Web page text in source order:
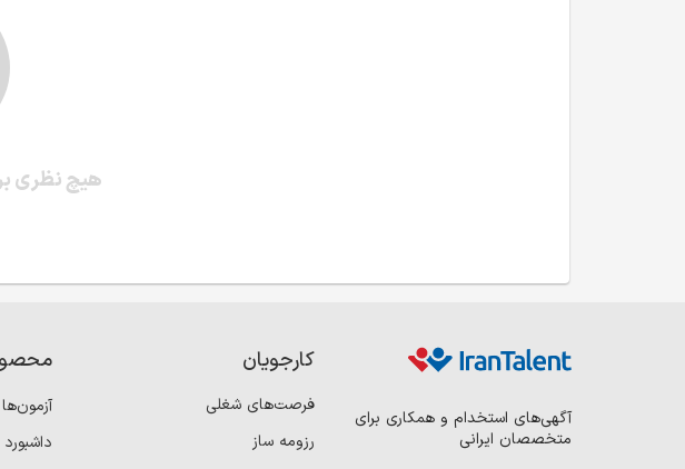
هیچ نظری
آگهی‌های استخدام و همکاری برای
متخصصان ایرانی
کارجویان
فرصت‌های شغلی
رزومه ساز
آزمون‌ها